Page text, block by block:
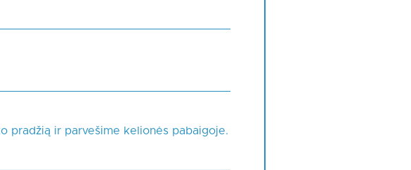
pradžią ir parvešime kelionės pabaigoje.